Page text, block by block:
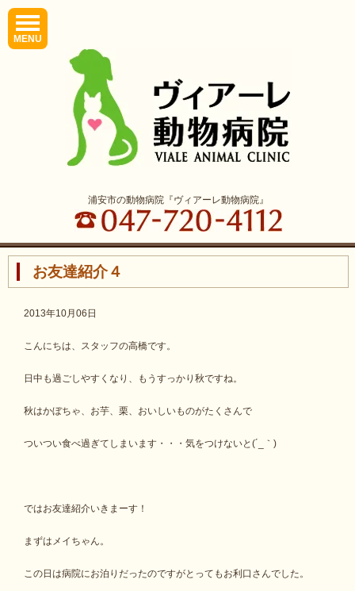
MENU
浦安市の動物病院『ヴィアーレ動物病院』
お友達紹介４
2013年10月06日
こんにちは、スタッフの高橋です。
日中も過ごしやすくなり、もうすっかり秋ですね。
秋はかぼちゃ、お芋、栗、おいしいものがたくさんで
ついつい食べ過ぎてしまいます・・・気をつけないと(´_｀)
ではお友達紹介いきまーす！
まずはメイちゃん。
この日は病院にお泊りだったのですがとってもお利口さんでした。